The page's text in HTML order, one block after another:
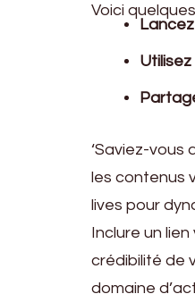
Voici
‘Saviez-vous
les contenus
lives pour
Inclure un lien
crédibilité de
domaine